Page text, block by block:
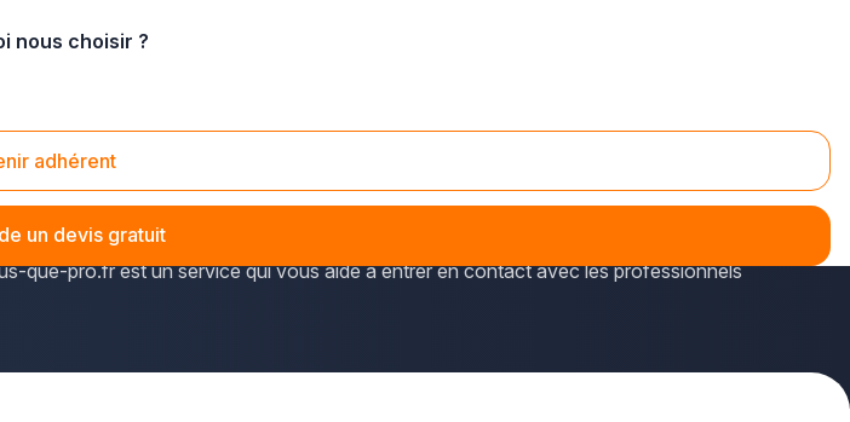
nous choisir ?
adhérent
un devis gratuit
- 3 fleurs) sont accessibles via plus-que-pro.fr.
aménagements d'extérieurs privés comme publics (terrasses ou serres mais aussi
que-pro.fr est un service qui vous aide à entrer en contact avec les professionnels